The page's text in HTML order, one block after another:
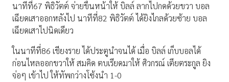
นาทีที่67 พิธิวัตต์ จ่ายขึ้นหน้าให้ บิลล์ ลากไปกดด้วยขวา บอล
เฉียดเสาออกหลังไป นาทีที่82 พิธิวัตต์ ได้ยิงไกลด้วยซ้าย บอล
เฉียดเสาไปนิดเดียว
ในนาทีที่86 เชียงราย ได้ประตูนำจนได้ เมื่อ บิลล์ เก็บบอลได้
ก่อนไหลออกขวาให้ สมคิด ตบเรียดมาให้ ศิวกรณ์ เตียตระกูล ยิง
จ่อๆ เข้าไป ให้ทัพกว่างโซ้งนำ 1-0